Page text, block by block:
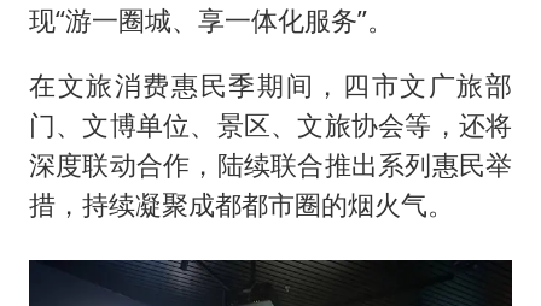
现“游一圈城、享一体化服务”。
在文旅消费惠民季期间，四市文广旅部
门、文博单位、景区、文旅协会等，还将
深度联动合作，陆续联合推出系列惠民举
措，持续凝聚成都都市圈的烟火气。